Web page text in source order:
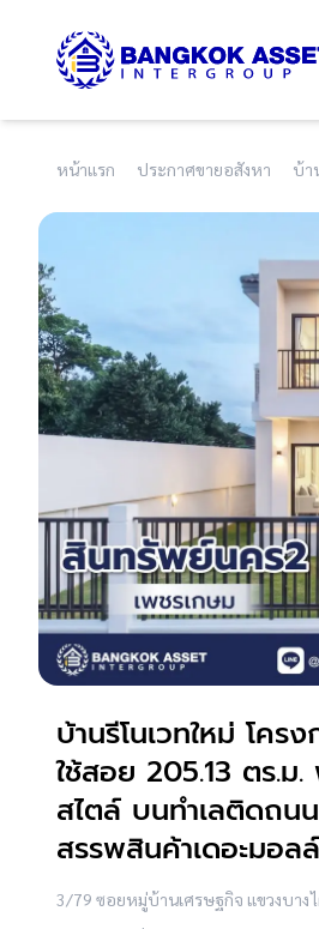
หน้าแรก ประกาศขายอสังหา บ้า
บ้านรีโนเวทใหม่ โค
ใช้สอย 205.13 ตร.
สไตล์ บนทำเลติดถน
สรรพสินค้าเดอะมอล
3/79 ซอยหมู่บ้านเศรษฐกิจ แขวงบาง